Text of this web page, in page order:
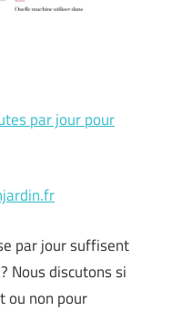
par jour pour
par jour suffisent
Nous discutons si
ou non pour